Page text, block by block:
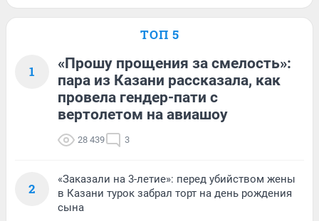
ТОП 5
1
«Прошу прощения за смелость»:
пара из Казани рассказала, как
провела гендер-пати с
вертолетом на авиашоу
28 439 3
2
«Заказали на 3-летие»: перед убийством жены
в Казани турок забрал торт на день рождения
сына